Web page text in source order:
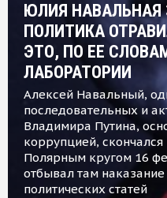
ЮЛИЯ НАВАЛЬНАЯ
ПОЛИТИКА
ЭТО, ПО ЕЕ
ЛАБОРАТОРИИ
Алексей Навальный,
последовательных и
Владимира Путина,
коррупцией,
Полярным кругом 16
отбывал там
политических статей